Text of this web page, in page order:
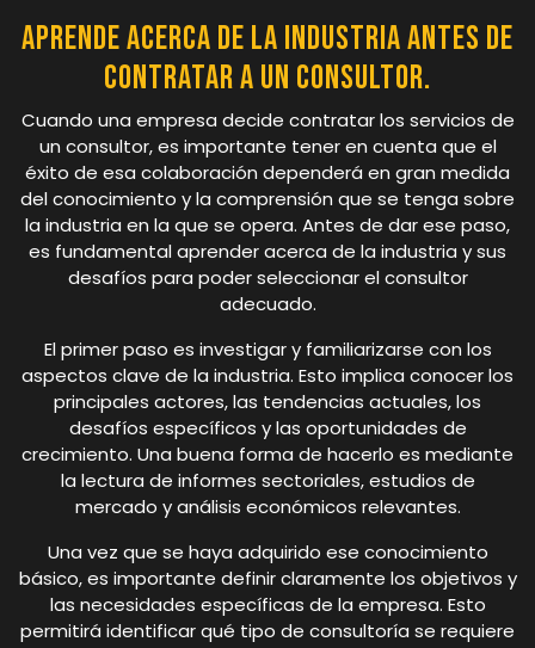
Aprende acerca de la industria antes de
contratar a un consultor.
Cuando una empresa decide contratar los servicios de
un consultor, es importante tener en cuenta que el
éxito de esa colaboración dependerá en gran medida
del conocimiento y la comprensión que se tenga sobre
la industria en la que se opera. Antes de dar ese paso,
es fundamental aprender acerca de la industria y sus
desafíos para poder seleccionar el consultor
adecuado.
El primer paso es investigar y familiarizarse con los
aspectos clave de la industria. Esto implica conocer los
principales actores, las tendencias actuales, los
desafíos específicos y las oportunidades de
crecimiento. Una buena forma de hacerlo es mediante
la lectura de informes sectoriales, estudios de
mercado y análisis económicos relevantes.
Una vez que se haya adquirido ese conocimiento
básico, es importante definir claramente los objetivos y
las necesidades específicas de la empresa. Esto
permitirá identificar qué tipo de consultoría se requiere